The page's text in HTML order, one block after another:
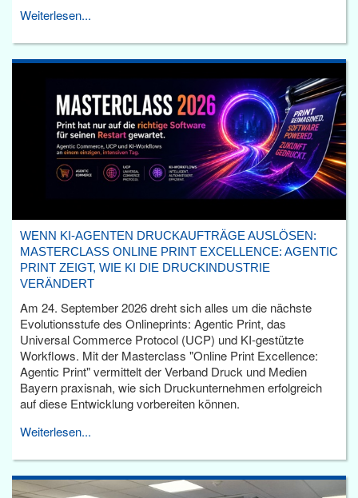
Weiterlesen...
WENN KI-AGENTEN DRUCKAUFTRÄGE AUSLÖSEN:
MASTERCLASS ONLINE PRINT EXCELLENCE: AGENTIC
PRINT ZEIGT, WIE KI DIE DRUCKINDUSTRIE
VERÄNDERT
Am 24. September 2026 dreht sich alles um die nächste
Evolutionsstufe des Onlineprints: Agentic Print, das
Universal Commerce Protocol (UCP) und KI-gestützte
Workflows. Mit der Masterclass "Online Print Excellence:
Agentic Print" vermittelt der Verband Druck und Medien
Bayern praxisnah, wie sich Druckunternehmen erfolgreich
auf diese Entwicklung vorbereiten können.
Weiterlesen...